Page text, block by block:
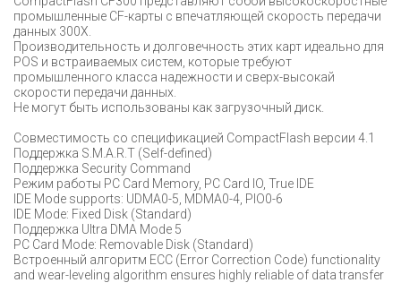
промышленные CF-карты с впечатляющей скорость передачи
данных 300Х.
Производительность и долговечность этих карт идеально для
POS и встраиваемых систем, которые требуют
промышленного класса надежности и сверх-высокай
скорости передачи данных.
Не могут быть использованы как загрузочный диск.
Совместимость со спецификацией CompactFlash версии 4.1
Поддержка S.M.A.R.T (Self-defined)
Поддержка Security Command
Режим работы PC Card Memory, PC Card IO, True IDE
IDE Mode supports: UDMA0-5, MDMA0-4, PIO0-6
IDE Mode: Fixed Disk (Standard)
Поддержка Ultra DMA Mode 5
PC Card Mode: Removable Disk (Standard)
Встроенный алгоритм ECC (Error Correction Code) functionality
and wear-leveling algorithm ensures highly reliable of data transfer